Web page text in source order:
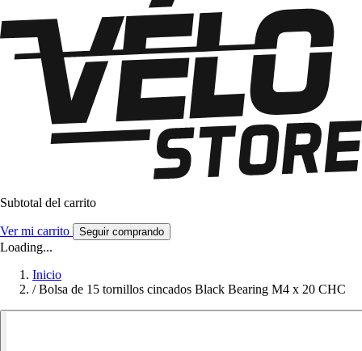
Subtotal del carrito
Ver mi carrito Seguir comprando
Loading...
Inicio
/ Bolsa de 15 tornillos cincados Black Bearing M4 x 20 CHC